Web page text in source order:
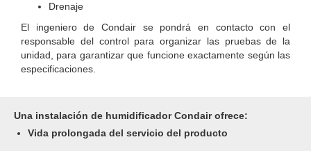
Drenaje
El ingeniero de Condair se pondrá en contacto con el
responsable del control para organizar las pruebas de la
unidad, para garantizar que funcione exactamente según las
especificaciones.
Una instalación de humidificador Condair ofrece:
Vida prolongada del servicio del producto